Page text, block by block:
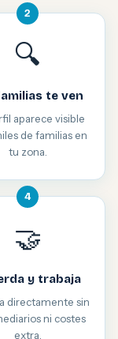
2
🔍
te ven
aparece visible
de familias en
tu zona.
4
🤝
y trabaja
directamente sin
ni costes
extra.